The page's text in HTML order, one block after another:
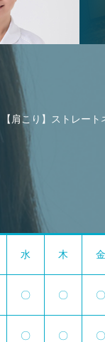
【肩こり】ストレート
水 木 金
〇 〇 〇
〇 〇 〇